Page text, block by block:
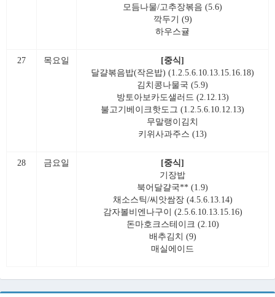
모듬나물/고추장볶음 (5.6)
깍두기 (9)
하우스귤
27 목요일
[중식]
달걀볶음밥(작은밥) (1.2.5.6.10.13.15.16.18)
김치콩나물국 (5.9)
방토아보카도샐러드 (2.12.13)
불고기베이크핫도그 (1.2.5.6.10.12.13)
무말랭이김치
키위사과주스 (13)
28 금요일
[중식]
기장밥
북어달걀국** (1.9)
채소스틱/씨앗쌈장 (4.5.6.13.14)
감자볼비엔나구이 (2.5.6.10.13.15.16)
돈마호크스테이크 (2.10)
배추김치 (9)
매실에이드